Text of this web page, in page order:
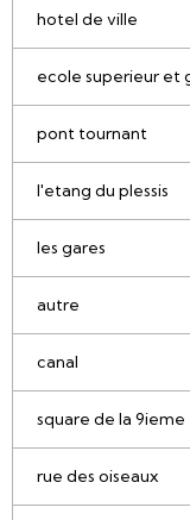
hotel de ville
ecole superieur et
pont tournant
l'etang du plessis
les gares
autre
canal
square de la 9ieme
rue des oiseaux